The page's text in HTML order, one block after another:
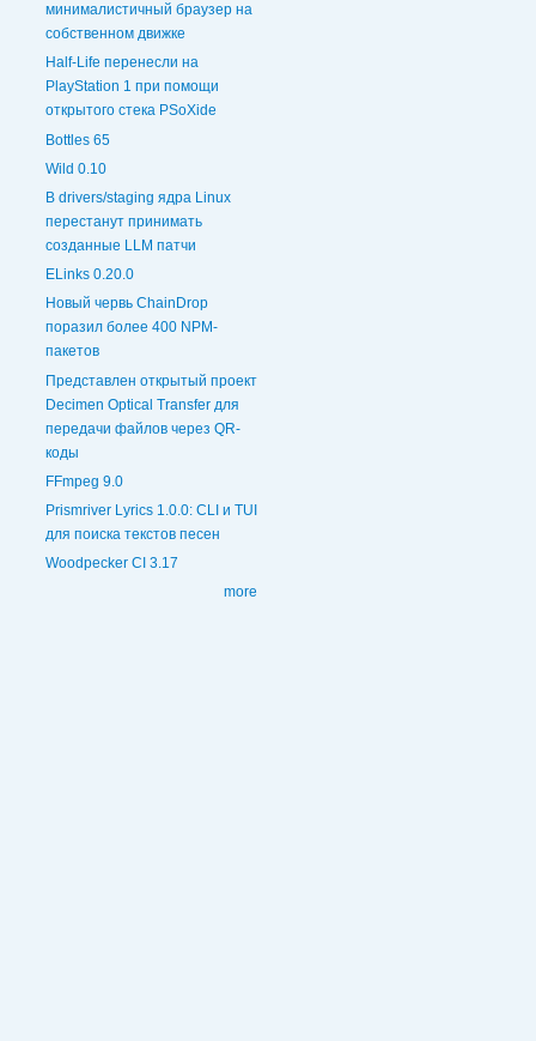
минималистичный браузер на
собственном движке
Half-Life перенесли на
PlayStation 1 при помощи
открытого стека PSoXide
Bottles 65
Wild 0.10
В drivers/staging ядра Linux
перестанут принимать
созданные LLM патчи
ELinks 0.20.0
Новый червь ChainDrop
поразил более 400 NPM-
пакетов
Представлен открытый проект
Decimen Optical Transfer для
передачи файлов через QR-
коды
FFmpeg 9.0
Prismriver Lyrics 1.0.0: CLI и TUI
для поиска текстов песен
Woodpecker CI 3.17
more